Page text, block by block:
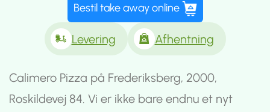
Bestil take away online
Levering Afhentning
Calimero Pizza på Frederiksberg, 2000,
Roskildevej 84. Vi er ikke bare endnu et nyt